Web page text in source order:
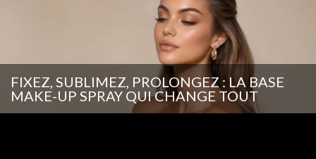
FIXEZ, SUBLIMEZ, PROLONGEZ : LA BASE
MAKE-UP SPRAY QUI CHANGE TOUT